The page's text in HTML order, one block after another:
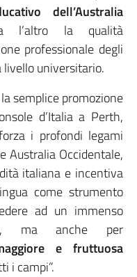
dell’Australia
l’altro la qualità
professionale degli
livello universitario.
semplice promozione
d’Italia a Perth,
i profondi legami
Australia Occidentale,
italiana e incentiva
come strumento
ad un immenso
ma anche per
e fruttuosa
i campi”.